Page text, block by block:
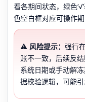
看各期间状态，绿色
色空白框对应可操作期
⚠️ 风险提示： 强行
账不一致，后续反
系统日期或手动解
据校验逻辑，可能